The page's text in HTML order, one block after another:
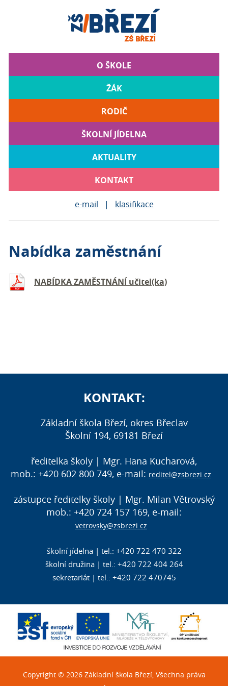
O ŠKOLE
ŽÁK
RODIČ
ŠKOLNÍ JÍDELNA
AKTUALITY
KONTAKT
e-mail | klasifikace
Nabídka zaměstnání
NABÍDKA ZAMĚSTNÁNÍ učitel(ka)
KONTAKT:
Základní škola Březí, okres Břeclav
Školní 194, 69181 Březí
ředitelka školy | Mgr. Hana Kucharová,
mob.: +420 602 800 749, e-mail: reditel@zsbrezi.cz
zástupce ředitelky školy | Mgr. Milan Větrovský
mob.: +420 724 157 169, e-mail:
vetrovsky@zsbrezi.cz
školní jídelna | tel.: +420 722 470 322
školní družina | tel.: +420 722 404 264
sekretariát | tel.: +420 722 470745
Copyright © 2026 Základní škola Březí, Všechna práva